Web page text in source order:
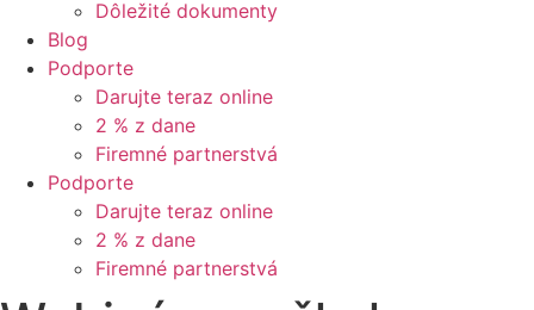
Dôležité dokumenty
Blog
Podporte
Darujte teraz online
2 % z dane
Firemné partnerstvá
Podporte
Darujte teraz online
2 % z dane
Firemné partnerstvá